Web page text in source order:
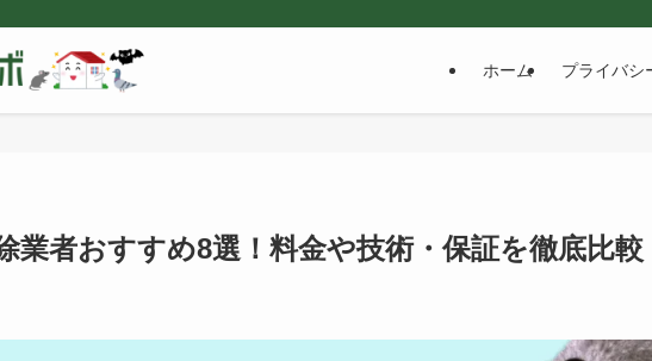
ホーム プライバシ
業者おすすめ8選！料金や技術・保証を徹底比較